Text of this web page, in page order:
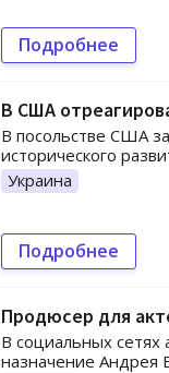
Подробнее
В США
В посольстве США
исторического
Украина
Подробнее
Продюсер для
В социальных сетях
назначение Андрея